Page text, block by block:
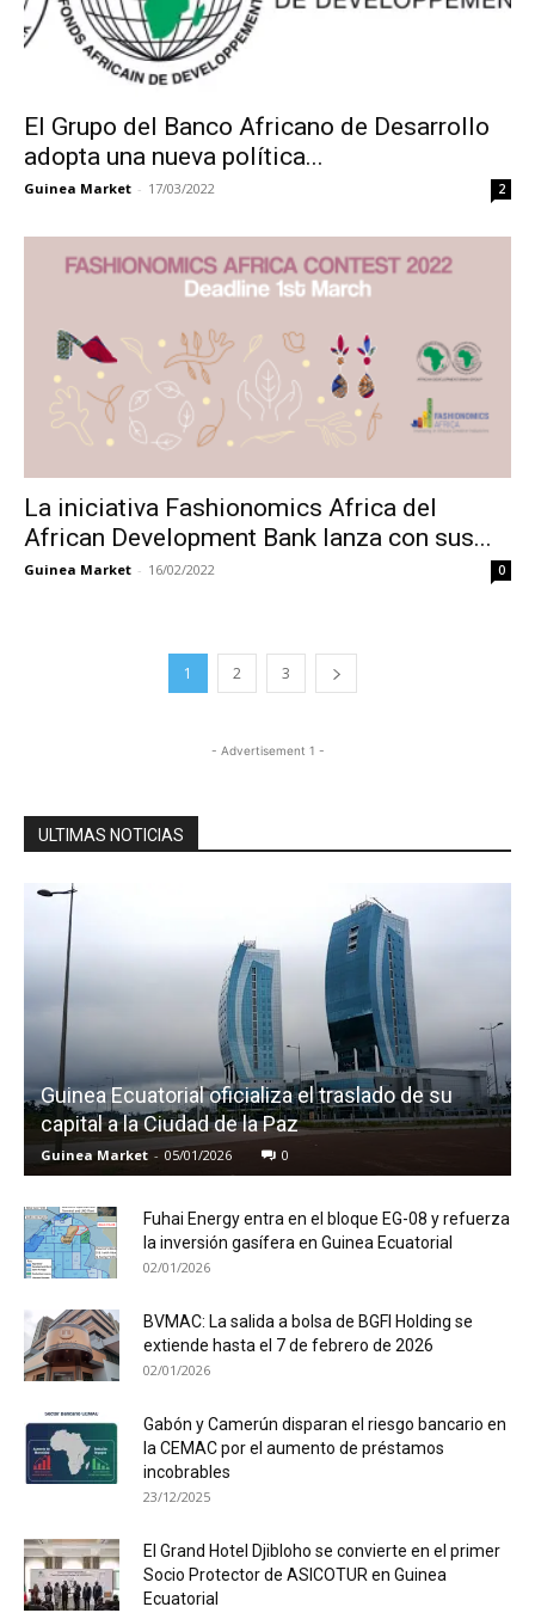
El Grupo del Banco Africano de Desarrollo
adopta una nueva política...
Guinea Market - 17/03/2022 2
La iniciativa Fashionomics Africa del
African Development Bank lanza con sus...
Guinea Market - 16/02/2022 0
1 2 3
- Advertisement 1 -
ULTIMAS NOTICIAS
Guinea Ecuatorial oficializa el traslado de su
capital a la Ciudad de la Paz
Guinea Market - 05/01/2026 0
Fuhai Energy entra en el bloque EG-08 y refuerza
la inversión gasífera en Guinea Ecuatorial
02/01/2026
BVMAC: La salida a bolsa de BGFI Holding se
extiende hasta el 7 de febrero de 2026
02/01/2026
Gabón y Camerún disparan el riesgo bancario en
la CEMAC por el aumento de préstamos
incobrables
23/12/2025
El Grand Hotel Djibloho se convierte en el primer
Socio Protector de ASICOTUR en Guinea
Ecuatorial